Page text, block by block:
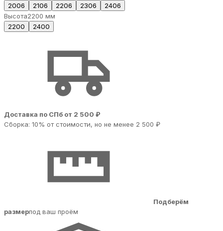
2006
2106 2206 2306
2406
Высота2200 мм
2200
2400
Доставка по СПб от 2 500 ₽
Сборка: 10% от стоимости, но не менее 2 500 ₽
Подберём
размерпод ваш проём